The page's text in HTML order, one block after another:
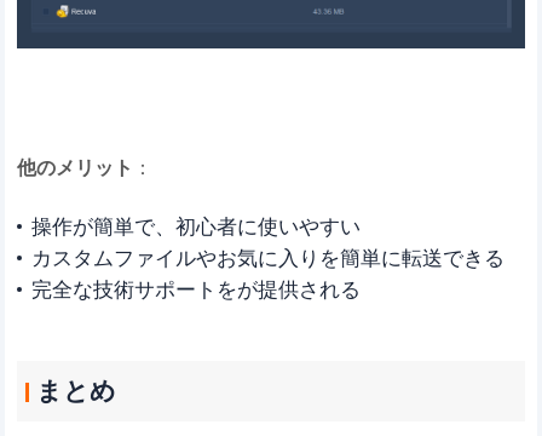
他のメリット ：
操作が簡単で、初心者に使いやすい
カスタムファイルやお気に入りを簡単に転送できる
完全な技術サポートをが提供される
まとめ